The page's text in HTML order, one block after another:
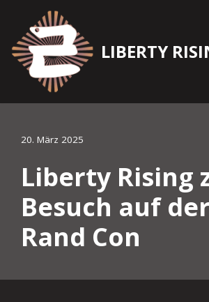
Zum
Inhalt
springen
LIBERTY
20. März 2025
Liberty Rising
Besuch auf
Rand Con